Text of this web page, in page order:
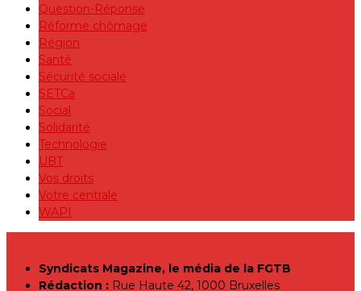
Question-Réponse
Réforme chômage
Région
Santé
Sécurité sociale
SETCa
Social
Solidarité
Technologie
UBT
Vos droits
Votre centrale
WAPI
Syndicats Magazine, le média de la FGTB
Rédaction : Rue Haute 42, 1000 Bruxelles